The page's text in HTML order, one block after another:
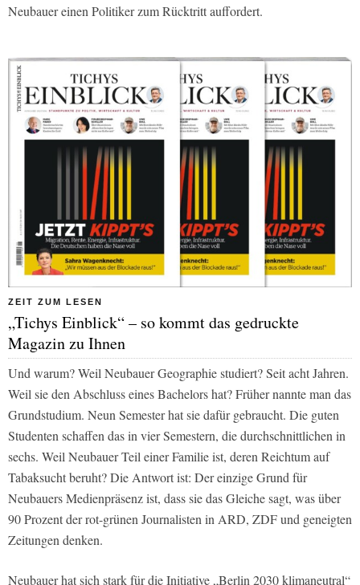
Neubauer einen Politiker zum Rücktritt auffordert.
ZEIT ZUM LESEN
„Tichys Einblick“ – so kommt das gedruckte
Magazin zu Ihnen
Und warum? Weil Neubauer Geographie studiert? Seit acht Jahren.
Weil sie den Abschluss eines Bachelors hat? Früher nannte man das
Grundstudium. Neun Semester hat sie dafür gebraucht. Die guten
Studenten schaffen das in vier Semestern, die durchschnittlichen in
sechs. Weil Neubauer Teil einer Familie ist, deren Reichtum auf
Tabaksucht beruht? Die Antwort ist: Der einzige Grund für
Neubauers Medienpräsenz ist, dass sie das Gleiche sagt, was über
90 Prozent der rot-grünen Journalisten in ARD, ZDFund geneigten
Zeitungen denken.
Neubauer hat sich stark für die Initiative „Berlin 2030 klimaneutral“